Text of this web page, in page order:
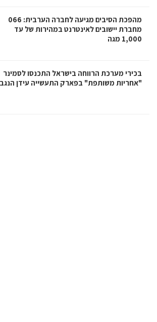
מהפכת הסיבים מגיעה לחברה הערבית: 066
מחברת יישובים לאינטרנט במהירות של עד
1,000 מגה
בכירי מערכת הרווחה בישראל התכנסו לסמינר
"אחריות משותפת" בפארק התעשייה עידן הנגב